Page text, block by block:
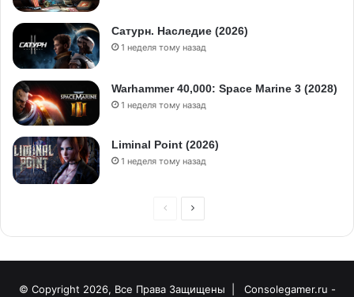
Сатурн. Наследие (2026)
1 неделя тому назад
Warhammer 40,000: Space Marine 3 (2028)
1 неделя тому назад
Liminal Point (2026)
1 неделя тому назад
© Copyright 2026, Все Права Защищены | Consolegamer.ru -